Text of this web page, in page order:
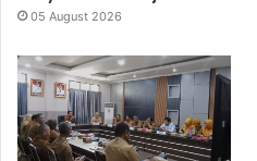
05 August 2026